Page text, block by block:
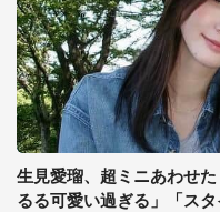
生見愛瑠、超ミニあわせ
るる可愛い過ぎる」「スタ